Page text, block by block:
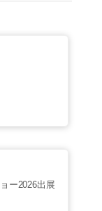
ー2026出展